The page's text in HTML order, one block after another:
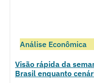
Análise Econômica
Visão rápida da
Brasil enquanto